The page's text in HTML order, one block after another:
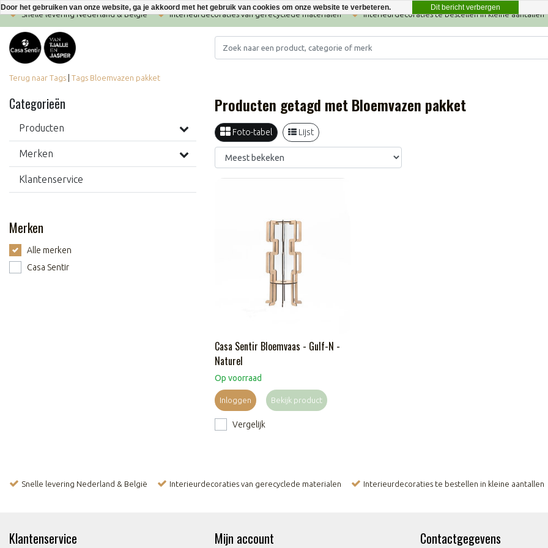
Snelle levering Nederland & België Interieurdecoraties van gerecyclede materialen Interieurdecoraties te bestellen in kleine aantallen
Terug naar Tags Tags Bloemvazen pakket
Categorieën
Producten
Merken
Klantenservice
Merken
Alle merken
Casa Sentir
Producten getagd met Bloemvazen pakket
Foto-tabel Lijst
Casa Sentir Bloemvaas - Gulf-N -
Naturel
Op voorraad
Inloggen Bekijk product
Vergelijk
Snelle levering Nederland & België Interieurdecoraties van gerecyclede materialen Interieurdecoraties te bestellen in kleine aantallen
Klantenservice Mijn account Contactgegevens
Door het gebruiken van onze website, ga je akkoord met het gebruik van cookies om onze website te verbeteren. Dit bericht verbergen